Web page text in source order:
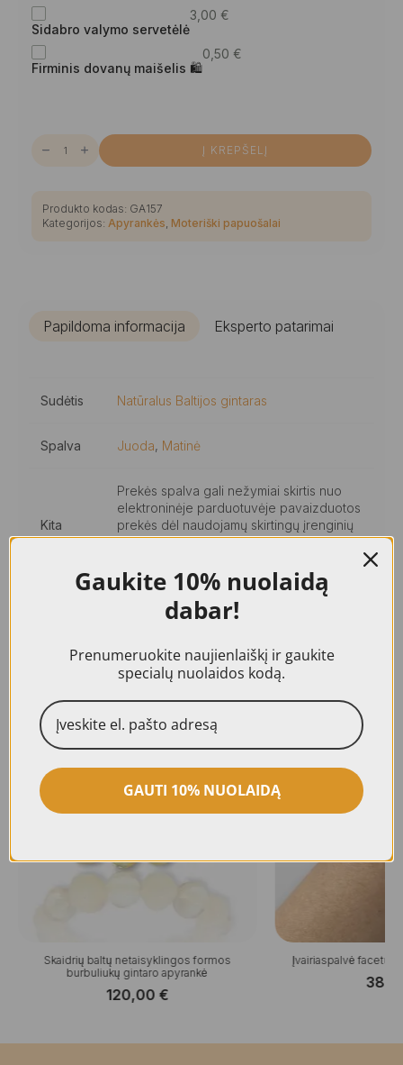
Sidabro valymo servetėlė
3,00 €
Firminis dovanų maišelis 🛍
0,50 €
kiekis:
Minimalistinė
gintaro
apyrankė
su
Į KREPŠELĮ
Produkto kodas: GA157
Kategorijos: Apyrankės Moteriški papuošalai
Papildoma informacija Eksperto patarimai
Sudėtis Natūralus Baltijos gintaras
Spalva Juoda, Matinė
Kita
informacija
Prekės spalva gali nežymiai skirtis nuo
elektroninėje parduotuvėje pavaizduotos
prekės dėl naudojamų skirtingų įrenginių
ekranų ypatybių, nustatymų ir/ar apšvietimo
suteikiama 24 mėn. kokybės garantija.
Panašūs produktai
Skaidrių baltų netaisyklingos formos
burbuliukų gintaro apyrankė
120,00 €
Įvairiaspalvė
Gaukite 10% nuolaidą
dabar!
Prenumeruokite naujienlaiškį ir gaukite
specialų nuolaidos kodą.
GAUTI 10% NUOLAIDĄ